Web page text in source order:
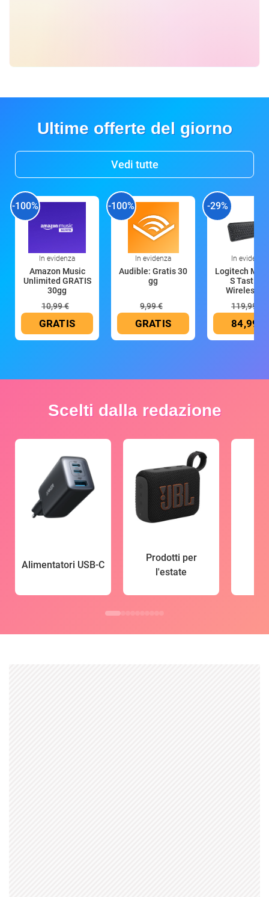
Ultime offerte del giorno
Vedi tutte
-100%
In evidenza
Amazon Music
Unlimited GRATIS
30gg
10,99 €
GRATIS
-100%
In evidenza
Audible: Gratis 30
gg
9,99 €
GRATIS
-29%
In evidenza
Logitech MX
S Tastiera
Wireless
119,99 €
84,99 €
Scelti dalla redazione
Alimentatori USB-C
Prodotti per
l'estate